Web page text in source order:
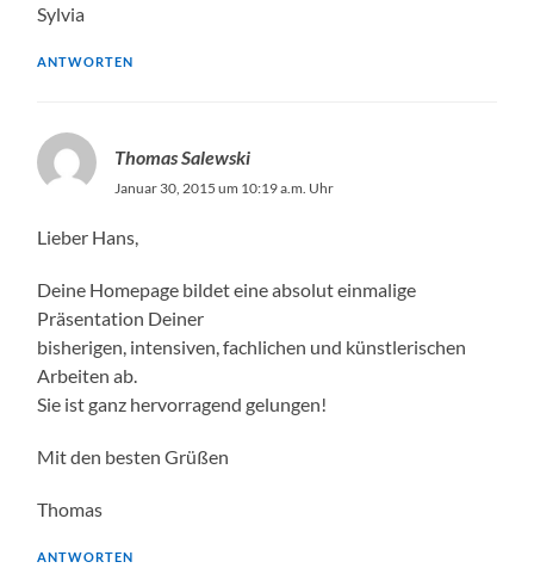
Sylvia
ANTWORTEN
Thomas Salewski
Januar 30, 2015 um 10:19 a.m. Uhr
Lieber Hans,
Deine Homepage bildet eine absolut einmalige
Präsentation Deiner
bisherigen, intensiven, fachlichen und künstlerischen
Arbeiten ab.
Sie ist ganz hervorragend gelungen!
Mit den besten Grüßen
Thomas
ANTWORTEN